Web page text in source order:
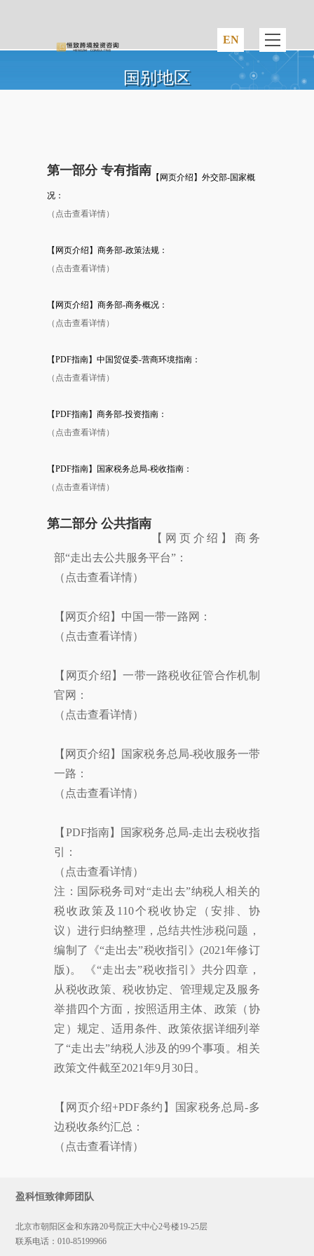
国别地区
第一部分 专有指南 【网页介绍】外交部-国家概
况：
（点击查看详情）
【网页介绍】商务部-政策法规：
（点击查看详情）
【网页介绍】商务部-商务概况：
（点击查看详情）
【PDF指南】中国贸促委-营商环境指南：
（点击查看详情）
【PDF指南】商务部-投资指南：
（点击查看详情）
【PDF指南】国家税务总局-税收指南：
（点击查看详情）
第二部分 公共指南
【网页介绍】商务
部“走出去公共服务平台”：
（点击查看详情）
【网页介绍】中国一带一路网：
（点击查看详情）
【网页介绍】一带一路税收征管合作机制
官网：
（点击查看详情）
【网页介绍】国家税务总局-税收服务一带
一路：
（点击查看详情）
【PDF指南】国家税务总局-走出去税收指
引：
（点击查看详情）
注：国际税务司对“走出去”纳税人相关的
税收政策及110个税收协定（安排、协
议）进行归纳整理，总结共性涉税问题，
编制了《“走出去”税收指引》(2021年修订
版)。 《“走出去”税收指引》共分四章，
从税收政策、税收协定、管理规定及服务
举措四个方面，按照适用主体、政策（协
定）规定、适用条件、政策依据详细列举
了“走出去”纳税人涉及的99个事项。相关
政策文件截至2021年9月30日。
【网页介绍+PDF条约】国家税务总局-多
边税收条约汇总：
（点击查看详情）
盈科恒致律师团队
北京市朝阳区金和东路20号院正大中心2号楼19-25层
联系电话：010-85199966